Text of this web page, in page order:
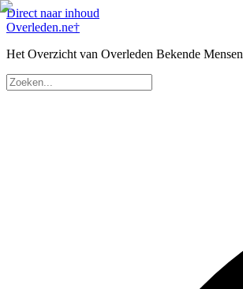
Direct naar inhoud
Overleden.ne†
Het Overzicht van Overleden Bekende Mensen